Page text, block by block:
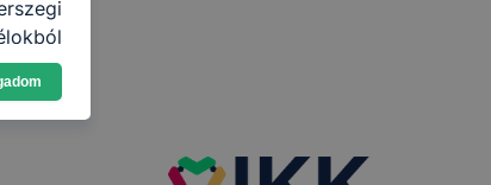
Ön a
vagy
jobb